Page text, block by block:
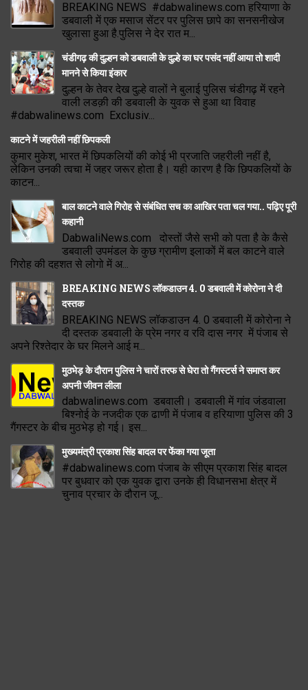
BREAKING NEWS #dabwalinews.com हरियाणा के
डबवाली में एक मसाज सेंटर पर पुलिस छापे का सनसनीखेज
खुलासा हुआ है.पुलिस ने देर रात म...
चंडीगढ़ की दुल्हन को डबवाली के दुल्हे का घर पसंद नहीं आया तो शादी
मानने से किया इंकार
दुल्हन के तेवर देख दुल्हे वालों ने बुलाई पुलिस चंडीगढ़ में रहने
वाली लडक़ी की डबवाली के युवक से हुआ था विवाह
#dabwalinews.com Exclusiv...
काटने में जहरीली नहीं छिपकली
कुमार मुकेश, भारत में छिपकलियों की कोई भी प्रजाति जहरीली नहीं है,
लेकिन उनकी त्वचा में जहर जरूर होता है। यही कारण है कि छिपकलियों के
काटन...
बाल काटने वाले गिरोह से संबंधित सच का आखिर पता चल गया.. पढ़िए पूरी
कहानी
DabwaliNews.com दोस्तों जैसे सभी को पता है के कैसे
डबवाली उपमंडल के कुछ ग्रामीण इलाकों में बल काटने वाले
गिरोह की दहशत से लोगो में अ...
BREAKING NEWS लॉकडाउन 4. 0 डबवाली में कोरोना ने दी
दस्तक
BREAKING NEWS लॉकडाउन 4. 0 डबवाली में कोरोना ने
दी दस्तक डबवाली के प्रेम नगर व रवि दास नगर में पंजाब से
अपने रिश्तेदार के घर मिलने आई म...
मुठभेड़ के दौरान पुलिस ने चारों तरफ से घेरा तो गैंगस्टर्स ने समाप्त कर
अपनी जीवन लीला
dabwalinews.com डबवाली। डबवाली में गांव जंडवाला
बिश्नोई के नजदीक एक ढाणी में पंजाब व हरियाणा पुलिस की 3
गैंगस्टर के बीच मुठभेड़ हो गई। इस...
मुख्यमंत्री प्रकाश सिंह बादल पर फेंका गया जूता
#dabwalinews.com पंजाब के सीएम प्रकाश सिंह बादल
पर बुधवार को एक युवक द्वारा उनके ही विधानसभा क्षेत्र में
चुनाव प्रचार के दौरान जू...